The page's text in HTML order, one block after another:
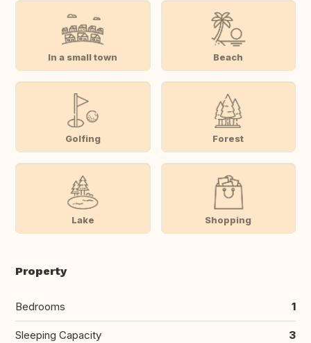
In a small town Beach
Golfing Forest
Lake Shopping
Property
Bedrooms 1
Sleeping Capacity 3